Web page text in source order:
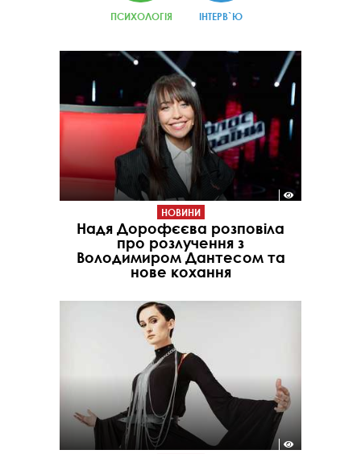
ПСИХОЛОГІЯ ІНТЕРВ`Ю
НОВИНИ
Надя Дорофєєва розповіла
про розлучення з
Володимиром Дантесом та
нове кохання